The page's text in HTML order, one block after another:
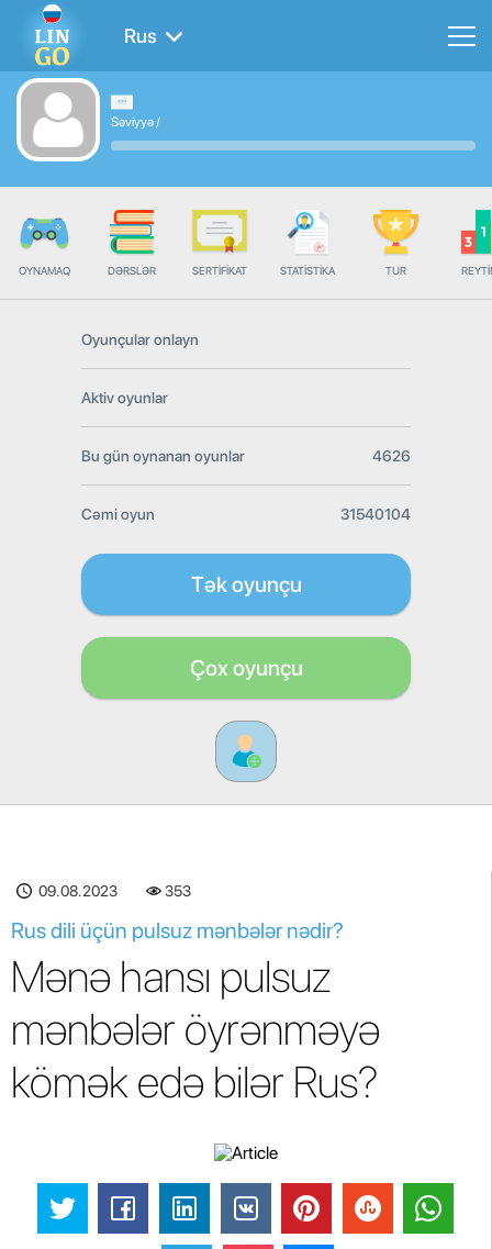
Rus
Səviyyə/
OYNAMAQ DƏRSLƏR SERTIFIKAT STATISTIKA TUR
Oyunçular onlayn
Aktiv oyunlar
Bu gün oynanan oyunlar 4626
Cəmi oyun 31540104
Tək oyunçu
Çox oyunçu
09.08.2023 353
Rus dili üçün pulsuz mənbələr nədir?
Mənə hansı pulsuz
mənbələr öyrənməyə
kömək edə bilər Rus?